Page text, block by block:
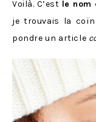
Voilà. C’est le nom
je trouvais la
pondre un article